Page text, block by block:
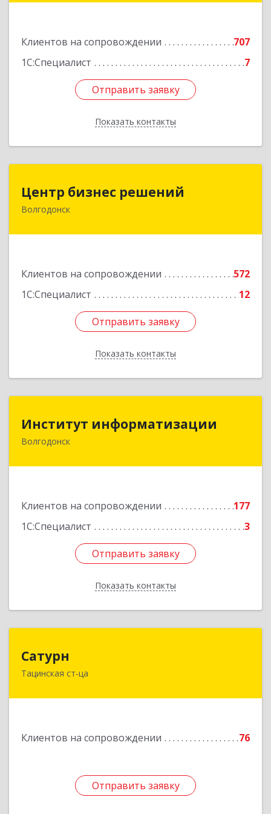
Клиентов на сопровождении
707
1С:Специалист
7
Отправить заявку
Показать контакты
Отправить заявку
Назад
Центр бизнес решений
Волгодонск
Клиентов на сопровождении
572
1С:Специалист
12
Отправить заявку
Показать контакты
Центр бизнес решений
347375, Ростовская обл, Волгодонск г,
Отправить заявку
Назад
Институт информатизации
Волгодонск
Клиентов на сопровождении
177
1С:Специалист
3
Отправить заявку
Показать контакты
Институт информатизации
347383, Ростовская обл, Волгодонск г, Маршала
Отправить заявку
Назад
Сатурн
Тацинская ст-ца
Клиентов на сопровождении 76
Отправить заявку
347060, Ростовская область, Тацинский район,
Отправить заявку